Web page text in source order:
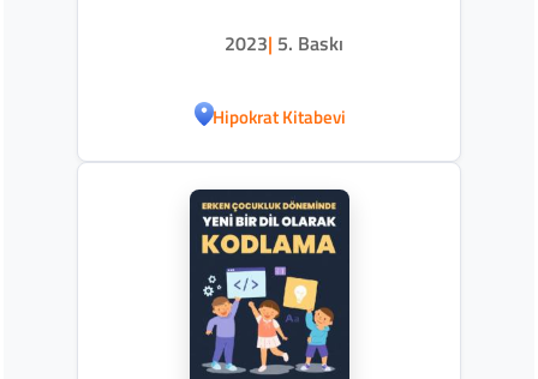
2023| 5. Baskı
Hipokrat Kitabevi